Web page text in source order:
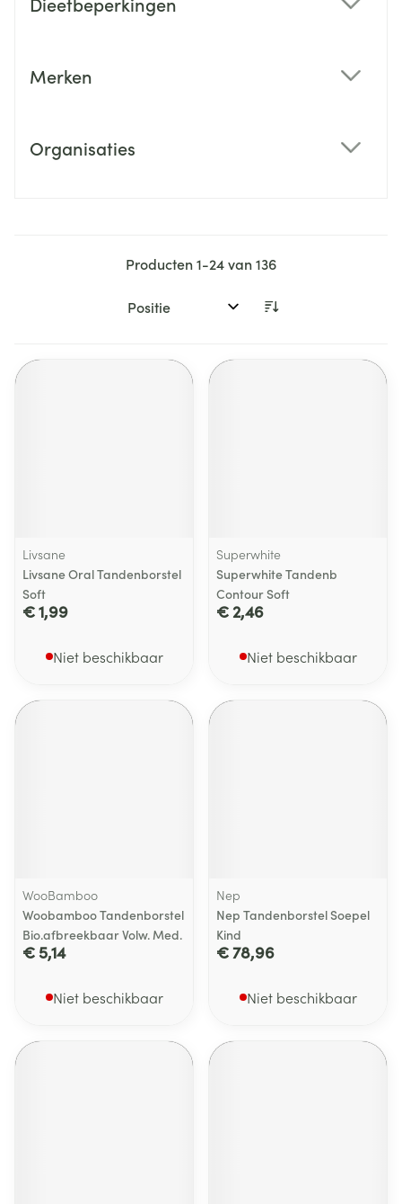
Merken
Organisaties
Producten1-24van136
Sorteer op:
Livsane
Livsane Oral Tandenborstel
Soft
€ 1,99
Niet beschikbaar
Superwhite
Superwhite Tandenb
Contour Soft
€ 2,46
Niet beschikbaar
WooBamboo
Woobamboo Tandenborstel
Bio.afbreekbaar Volw. Med.
€ 5,14
Niet beschikbaar
Nep
Nep Tandenborstel Soepel
Kind
€ 78,96
Niet beschikbaar